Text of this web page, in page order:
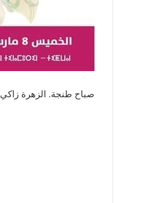
صباح طنجة. الزهرة زاكي